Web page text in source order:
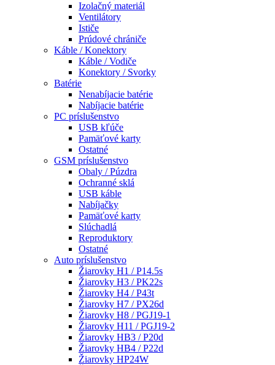
Izolačný materiál
Ventilátory
Ističe
Prúdové chrániče
Káble / Konektory
Káble / Vodiče
Konektory / Svorky
Batérie
Nenabíjacie batérie
Nabíjacie batérie
PC príslušenstvo
USB kľúče
Pamäťové karty
Ostatné
GSM príslušenstvo
Obaly / Púzdra
Ochranné sklá
USB káble
Nabíjačky
Pamäťové karty
Slúchadlá
Reproduktory
Ostatné
Auto príslušenstvo
Žiarovky H1 / P14.5s
Žiarovky H3 / PK22s
Žiarovky H4 / P43t
Žiarovky H7 / PX26d
Žiarovky H8 / PGJ19-1
Žiarovky H11 / PGJ19-2
Žiarovky HB3 / P20d
Žiarovky HB4 / P22d
Žiarovky HP24W